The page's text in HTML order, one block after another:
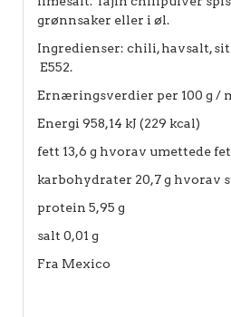
grønnsaker eller i øl.
Ingredienser: chili, havsalt,
E552.
Ernæringsverdier per 100 g /
Energi 958,14 kJ (229 kcal)
fett 13,6 g hvorav umettede
karbohydrater 20,7 g hvorav
protein 5,95 g
salt 0,01 g
Fra Mexico